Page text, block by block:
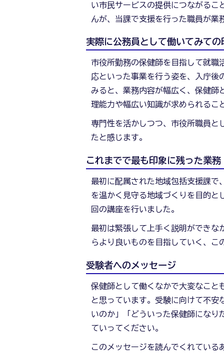
フ
バ
ラ
ン
ス
進
課
上
岡
ち
ひ
い市民サービスの提供につながるこ
んが、当課で支援を行った職員が業
実際に公務員として働いてみての
市役所勤務の保健師を目指して就職
応といった事業を行う姿を、入庁後
みると、業務内容が幅広く、保健師
理能力や幅広い知識が求められるこ
専門性を活かしつつ、市役所職員と
たと感じます。
これまでで最も印象に残った業務
最初に配属された地域包括支援課で
を温かく見守る地域づくりを目的と
回の講座を行いました。
最初は緊張して上手く説明ができな
らより良いものを目指していく、
受験者へのメッセージ
保健師として働くなかで大変なこと
と思っています。受験に向けて不安
いのか」「どういった保健師になり
ていってください。
このメッセージを読んでくれている